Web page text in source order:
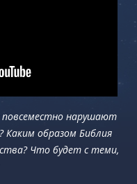
повсеместно нарушают
Каким образом Библия
Что будет с теми,